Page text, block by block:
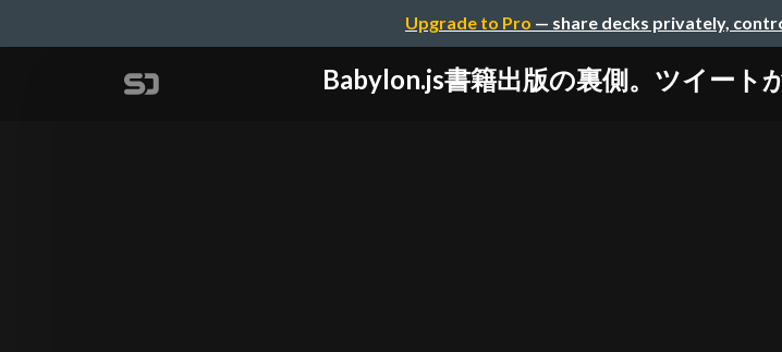
Upgrade to Pro — share decks privately,
Babylon.js書籍出版の裏側。ツイート